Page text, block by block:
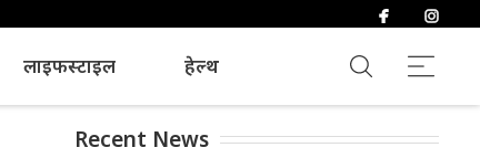
लाइफस्टाइल हेल्थ
Recent News